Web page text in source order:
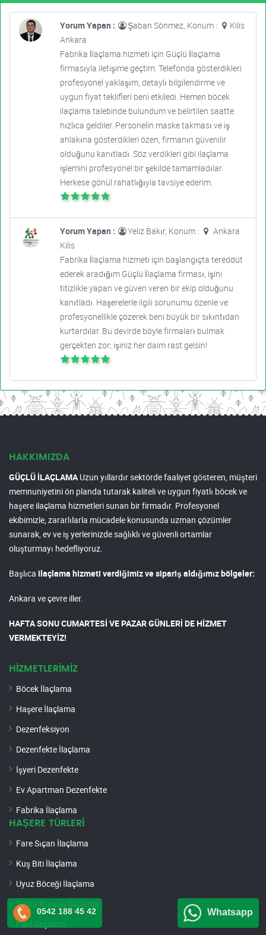
Yorum Yapan : Şaban Sönmez, Konum :
Kilis
Ankara
Fabrika İlaçlama hizmeti için Güçlü İlaçlama
firmasıyla iletişime geçtim. Telefonda gösterdikleri
profesyonel yaklaşım, detaylı bilgilendirme ve
uygun fiyat teklifleri beni etkiledi. Hemen böcek
ilaçlama talebinde bulundum ve belirtilen saatte
hızlıca geldiler. Personelin maske takması ve iş
ahlakına gösterdikleri özen, firmanın güvenilir
olduğunu kanıtladı. Söz verdikleri gibi ilaçlama
işlemini profesyonel bir şekilde tamamladılar.
Herkese gönül rahatlığıyla tavsiye ederim.
Yorum Yapan : Yeliz Bakır, Konum :
Ankara
Kilis
Fabrika İlaçlama hizmeti için başlangıçta tereddüt
ederek aradığım Güçlü İlaçlama firması, işini
titizlikle yapan ve güven veren bir ekip olduğunu
kanıtladı. Haşerelerle ilgili sorunumu özenle ve
profesyonellikle çözerek beni büyük bir sıkıntıdan
kurtardılar. Bu devirde böyle firmaları bulmak
gerçekten zor; işiniz her daim rast gelsin!
HAKKIMIZDA
GÜÇLÜ İLAÇLAMAUzun yıllardır sektörde faaliyet gösteren, müşteri
memnuniyetini ön planda tutarak kaliteli ve uygun fiyatlı böcek ve
haşere ilaçlama hizmetleri sunan bir firmadır. Profesyonel
ekibimizle, zararlılarla mücadele konusunda uzman çözümler
sunarak, ev ve iş yerlerinizde sağlıklı ve güvenli ortamlar
oluşturmayı hedefliyoruz.
Başlıca ilaçlama hizmeti verdiğimiz ve sipariş aldığımız bölgeler:
Ankara ve çevre iller.
HAFTA SONU CUMARTESİ VE PAZAR GÜNLERİ DE HİZMET
VERMEKTEYİZ!
HİZMETLERİMİZ
Böcek İlaçlama
Haşere İlaçlama
Dezenfeksiyon
Dezenfekte İlaçlama
İşyeri Dezenfekte
Ev Apartman Dezenfekte
Fabrika İlaçlama
HAŞERE TÜRLERİ
Fare Sıçan İlaçlama
Kuş Biti İlaçlama
Uyuz Böceği İlaçlama
Tahta Kurusu İlaçlama
Fare İlaçlama
0542 188 45 42 Whatsapp